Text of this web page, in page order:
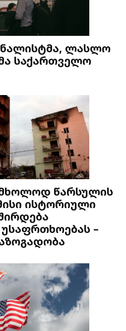
ლასლო
საქართველო
მხოლოდ წარსულის
ისტორიული
–